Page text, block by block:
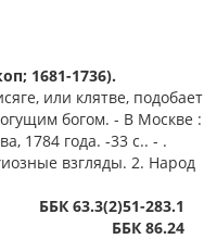
1681-1736).
или клятве, подобает
богом. - В Москве :
1784 года. -33 с.. - .
взгляды. 2. Народ
ББК 63.3(2)51-283.1
ББК 86.24